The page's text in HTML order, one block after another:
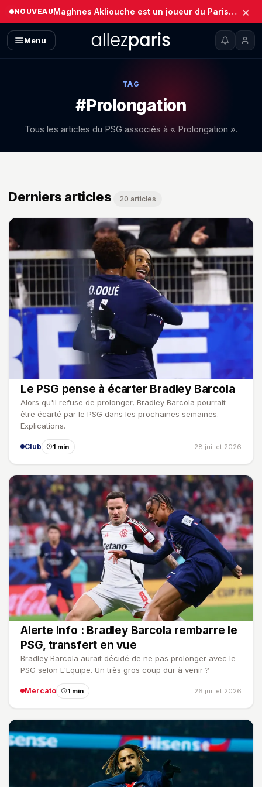
NOUVEAU Maghnes Akliouche est un joueur du Paris Saint-Germain (Officiel) ×
Menu
TAG
#Prolongation
Tous les articles du PSG associés à « Prolongation ».
Derniers articles 20 articles
Le PSG pense à écarter Bradley Barcola
Alors qu'il refuse de prolonger, Bradley Barcola pourrait
être écarté par le PSG dans les prochaines semaines.
Explications.
Club 1 min 28 juillet 2026
Alerte Info : Bradley Barcola rembarre le
PSG, transfert en vue
Bradley Barcola aurait décidé de ne pas prolonger avec le
PSG selon L'Equipe. Un très gros coup dur à venir ?
Mercato 1 min 26 juillet 2026